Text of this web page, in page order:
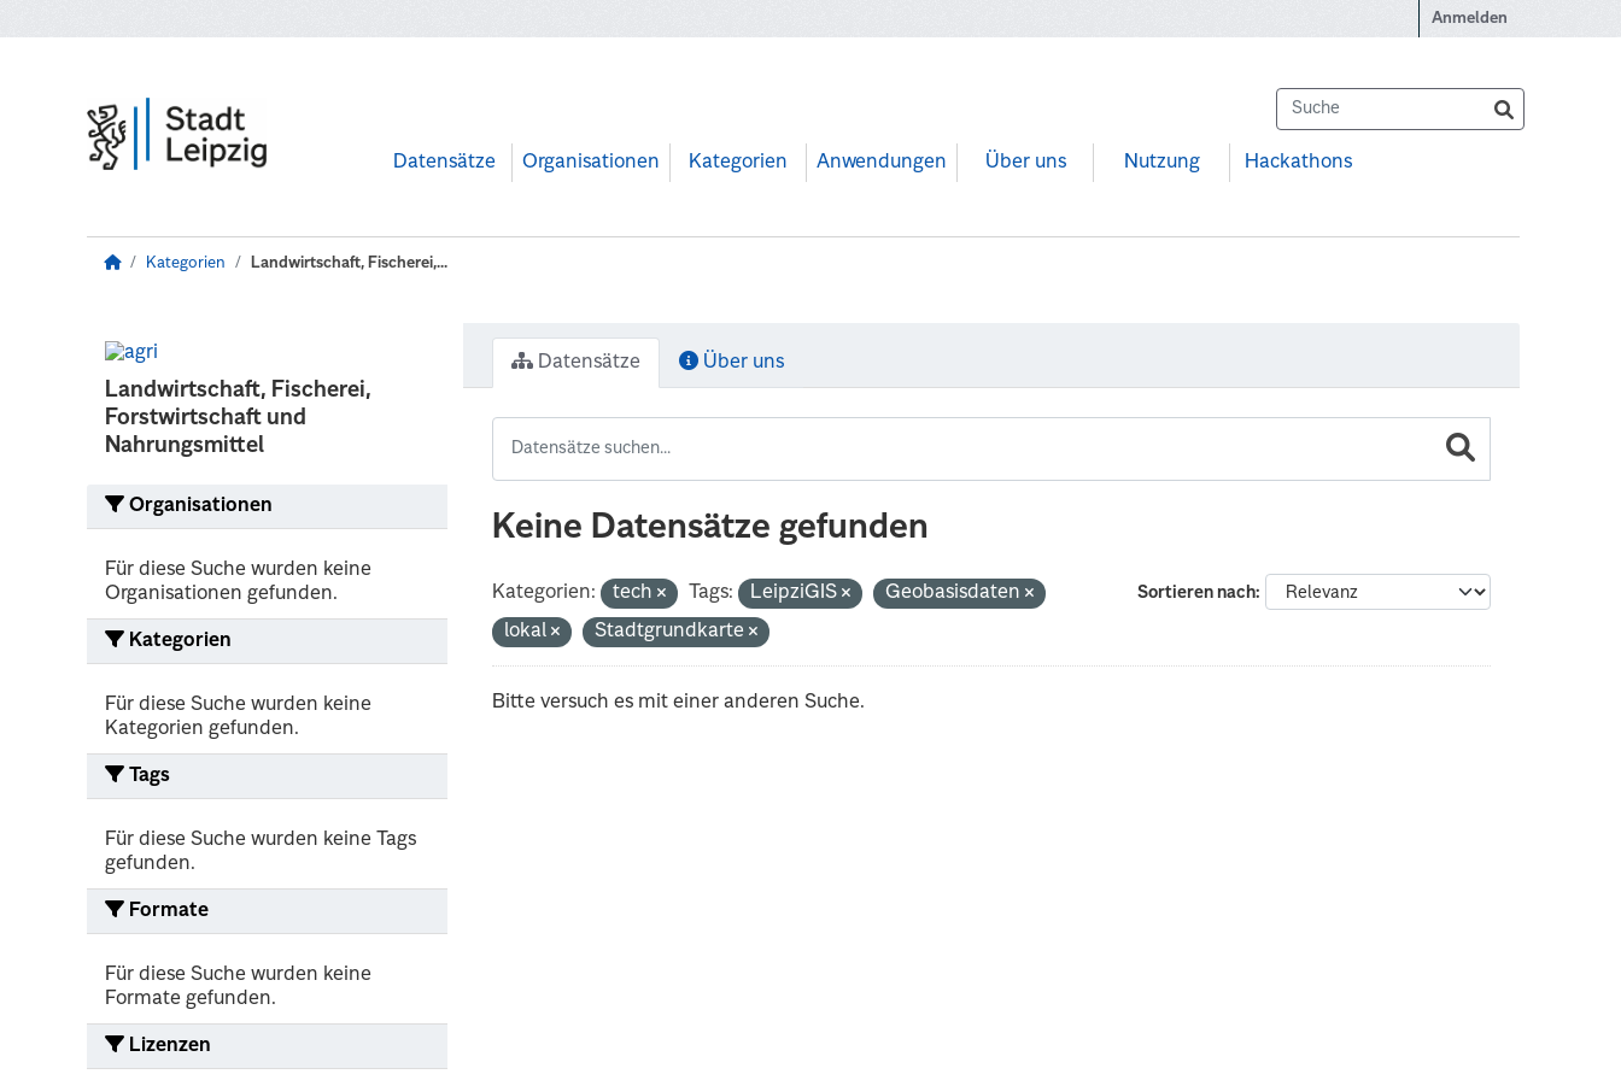
Anmelden
Datensätze Organisationen Kategorien Anwendungen Über uns Nutzung Hackathons
Kategorien Landwirtschaft, Fischerei,...
Landwirtschaft, Fischerei,
Forstwirtschaft und
Nahrungsmittel
Organisationen
Für diese Suche wurden keine
Organisationen gefunden.
Kategorien
Für diese Suche wurden keine
Kategorien gefunden.
Tags
Für diese Suche wurden keine Tags
gefunden.
Formate
Für diese Suche wurden keine
Formate gefunden.
Lizenzen
Datensätze Über uns
Keine Datensätze gefunden
Sortieren nach
Kategorien: tech Tags: LeipziGIS
Geobasisdaten
lokal
Stadtgrundkarte
Bitte versuch es mit einer anderen Suche.